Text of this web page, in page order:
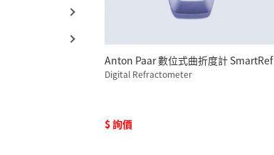
Anton Paar 數位式曲折度計 SmartRef
Digital Refractometer
$ 詢價